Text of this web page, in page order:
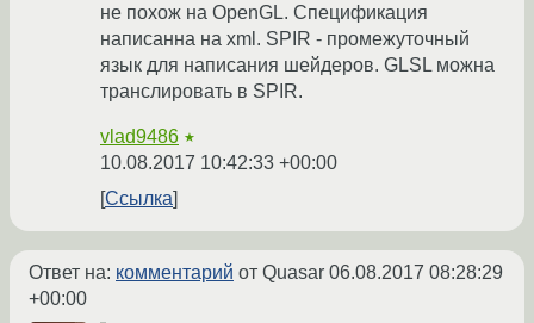
не похож на OpenGL. Спецификация
написанна на xml. SPIR - промежуточный
язык для написания шейдеров. GLSL можна
транслировать в SPIR.
vlad9486 ★
10.08.2017 10:42:33 +00:00
Ссылка
Ответ на: комментарий от Quasar 06.08.2017 08:28:29
+00:00